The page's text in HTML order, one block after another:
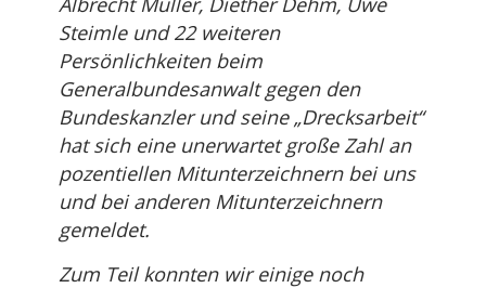
Steimle und 22 weiteren
Persönlichkeiten beim
Generalbundesanwalt gegen den
Bundeskanzler und seine „Drecksarbeit“
hat sich eine unerwartet große Zahl an
pozentiellen Mitunterzeichnern bei uns
und bei anderen Mitunterzeichnern
gemeldet.
Zum Teil konnten wir einige noch